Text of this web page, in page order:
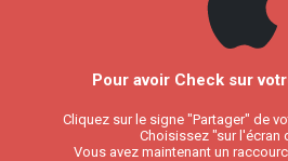
Pour avoir Check sur
Cliquez sur le signe "Partager" de
Choisissez "sur l'écran
Vous avez maintenant un